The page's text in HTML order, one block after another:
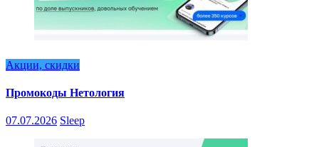
Акции, скидки
Промокоды Нетология
07.07.2026 Sleep